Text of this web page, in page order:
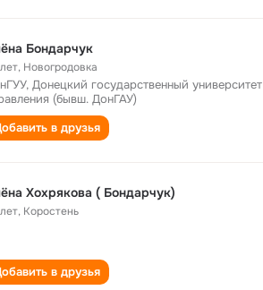
Бондарчук
, Новогродовка
Донецкий государственный университет
(бывш. ДонГАУ)
в друзья
Хохрякова ( Бондарчук)
, Коростень
в друзья